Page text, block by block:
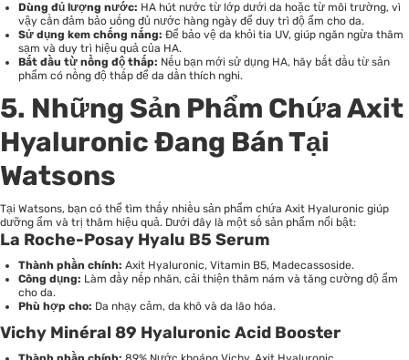
Dùng đủ lượng nước: HA hút nước từ lớp dưới da hoặc từ môi trường, vì
vậy cần đảm bảo uống đủ nước hàng ngày để duy trì độ ẩm cho da.
Sử dụng kem chống nắng: Để bảo vệ da khỏi tia UV, giúp ngăn ngừa thâm
sạm và duy trì hiệu quả của HA.
Bắt đầu từ nồng độ thấp: Nếu bạn mới sử dụng HA, hãy bắt đầu từ sản
phẩm có nồng độ thấp để da dần thích nghi.
5. Những Sản Phẩm Chứa Axit
Hyaluronic Đang Bán Tại
Watsons
Tại Watsons, bạn có thể tìm thấy nhiều sản phẩm chứa Axit Hyaluronic giúp
dưỡng ẩm và trị thâm hiệu quả. Dưới đây là một số sản phẩm nổi bật:
La Roche-Posay Hyalu B5 Serum
Thành phần chính: Axit Hyaluronic, Vitamin B5, Madecassoside.
Công dụng: Làm đầy nếp nhăn, cải thiện thâm nám và tăng cường độ ẩm
cho da.
Phù hợp cho: Da nhạy cảm, da khô và da lão hóa.
Vichy Minéral 89 Hyaluronic Acid Booster